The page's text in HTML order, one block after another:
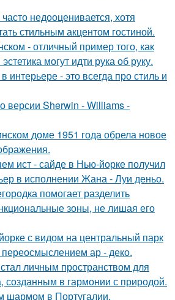
недооценивается, хотя
стильным акцентом гостиной.
- отличный пример того, как
могут идти рука об руку.
интерьере - это всегда про стиль и
версии Sherwin - Williams -
доме 1951 года обрела новое
ист - сайде в Нью-йорке получил
в исполнении Жана - Луи деньо.
помогает разделить
зоны, не лишая его
с видом на центральный парк
ар - деко.
личным пространством для
созданным в гармонии с природой.
шармом в Португалии.